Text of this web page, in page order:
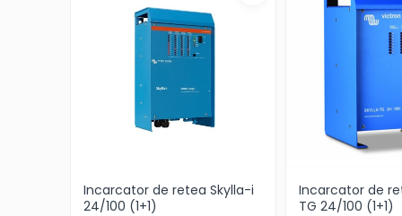
Incarcator de retea Skylla-i
24/100 (1+1)
Incarcator de
TG 24/100 (1+1)